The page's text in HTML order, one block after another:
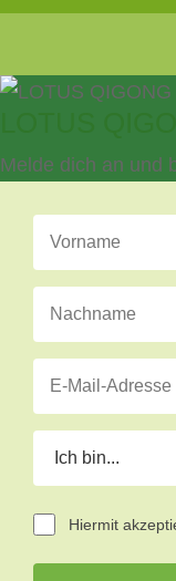
Melde dich an und
Hiermit